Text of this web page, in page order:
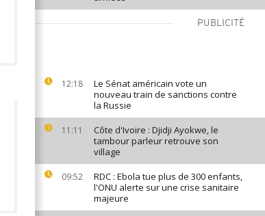
PUBLICITÉ
12:18
Le Sénat américain vote un
nouveau train de sanctions contre
la Russie
11:11
Côte d'Ivoire : Djidji Ayokwe, le
tambour parleur retrouve son
village
09:52
RDC : Ebola tue plus de 300 enfants,
l'ONU alerte sur une crise sanitaire
majeure